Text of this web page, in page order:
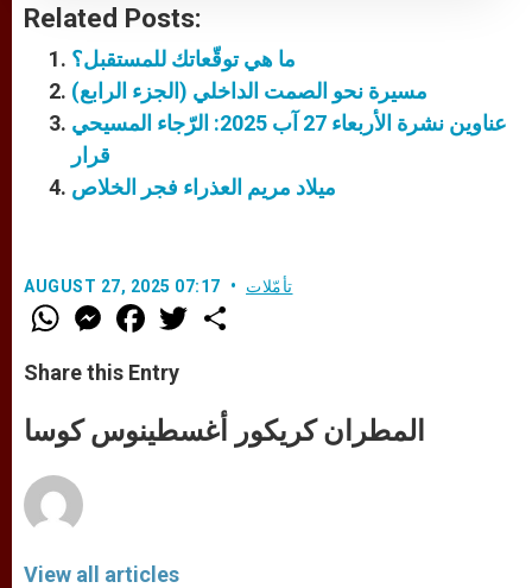
Related Posts:
ما هي توقّعاتك للمستقبل؟
مسيرة نحو الصمت الداخلي (الجزء الرابع)
عناوين نشرة الأربعاء 27 آب 2025: الرّجاء المسيحي
قرار
ميلاد مريم العذراء فجر الخلاص
AUGUST 27, 2025 07:17 تأمّلات
W
h
t
s
p
p
M
e
s
e
e
F
a
e
b
o
k
w
Share this Entry
المطران كريكور أغسطينوس كوسا
View all articles